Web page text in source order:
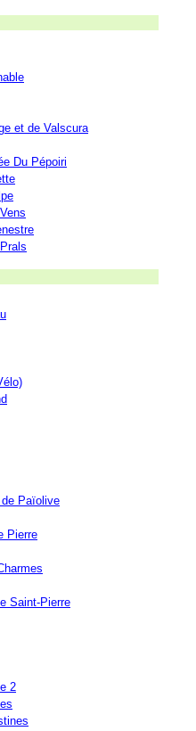
et de Valscura
Du Pépoiri
Païolive
Pierre
Saint-Pierre
2